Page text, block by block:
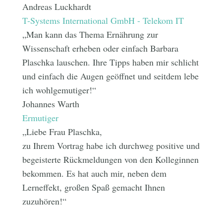
Andreas Luckhardt
T-Systems International GmbH - Telekom IT
„Man kann das Thema Ernährung zur
Wissenschaft erheben oder einfach Barbara
Plaschka lauschen. Ihre Tipps haben mir schlicht
und einfach die Augen geöffnet und seitdem lebe
ich wohlgemutiger!“
Johannes Warth
Ermutiger
„Liebe Frau Plaschka,
zu Ihrem Vortrag habe ich durchweg positive und
begeisterte Rückmeldungen von den Kolleginnen
bekommen. Es hat auch mir, neben dem
Lerneffekt, großen Spaß gemacht Ihnen
zuzuhören!“